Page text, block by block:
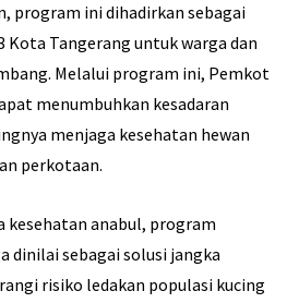
program ini dihadirkan sebagai
Kota Tangerang untuk warga dan
Melalui program ini, Pemkot
menumbuhkan kesadaran
menjaga kesehatan hewan
perkotaan.
kesehatan anabul, program
dinilai sebagai solusi jangka
risiko ledakan populasi kucing